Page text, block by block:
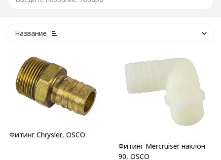
Название
Фитинг Chrysler, OSCO
Фитинг Mercruiser наклон
90, OSCO